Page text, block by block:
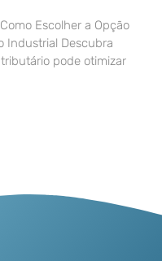
Escolher a Opção
Industrial Descubra
pode otimizar